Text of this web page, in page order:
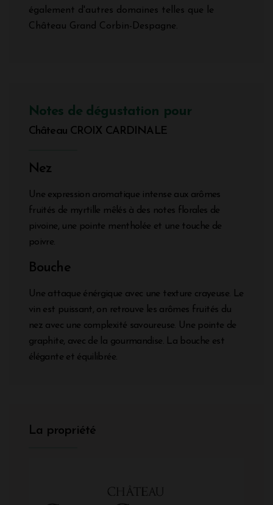
également d'autres domaines telles que le
Château Grand Corbin-Despagne.
Notes de dégustation pour
Château CROIX CARDINALE
Nez
Une expression aromatique intense aux arômes
fruités de myrtille mêlés à des notes florales de
pivoine, une pointe mentholée et une touche de
poivre.
Bouche
Une attaque énérgique avec une texture crayeuse. Le
vin est puissant, on retrouve les arômes fruités du
nez avec une complexité savoureuse. Une pointe de
graphite, avec de la gourmandise. La bouche est
élégante et équilibrée.
La propriété